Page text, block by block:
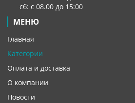
сб: с 08.00 до 15:00
МЕНЮ
Главная
Категории
Оплата и доставка
О компании
Новости